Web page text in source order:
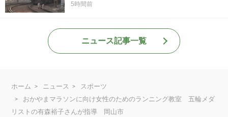
5時間前
ニュース記事一覧
ホーム ニュース
スポーツ
おかやまマラソンに向け女性のためのランニング教室 五輪メダ
リストの有森裕子さんが指導 岡山市